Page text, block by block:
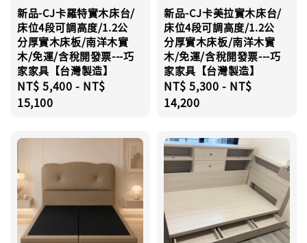
新品-CJ卡羅特實木床台/
床位4段可調高度/1.2公
分厚實木床板/南洋木實
木/免運/含稅開發票---巧
家家具【台灣製造】
Regular
price
NT$ 5,400 - NT$
15,100
新品-CJ卡美拉實木床台/
床位4段可調高度/1.2公
分厚實木床板/南洋木實
木/免運/含稅開發票---巧
家家具【台灣製造】
Regular
price
NT$ 5,300 - NT$
14,200